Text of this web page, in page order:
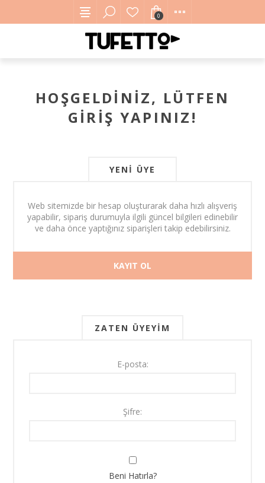
0
HOŞGELDINIZ, LÜTFEN
GIRIŞ YAPINIZ!
YENI ÜYE
Web sitemizde bir hesap oluşturarak daha hızlı alışveriş
yapabilir, sipariş durumuyla ilgili güncel bilgileri edinebilir
ve daha önce yaptığınız siparişleri takip edebilirsiniz.
ZATEN ÜYEYIM
E-posta:
Şifre:
Beni Hatırla?